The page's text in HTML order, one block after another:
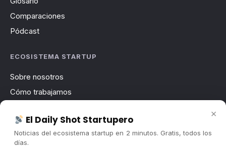
Comparaciones
Pódcast
ECOSISTEMA STARTUP
Sobre nosotros
Cómo trabajamos
Contacto
Publicidad
×
El Daily Shot Startupero
Noticias del ecosistema startup en 2 minutos. Gratis, todos los
días.